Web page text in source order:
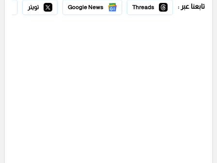
تابعنا عبر : Threads
Google News تويتر